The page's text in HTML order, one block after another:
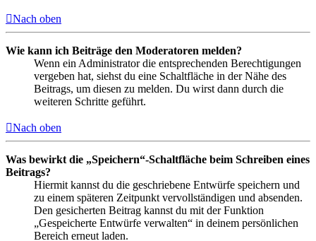
Nach oben
Wie kann ich Beiträge den Moderatoren melden?
Wenn ein Administrator die entsprechenden Berechtigungen
vergeben hat, siehst du eine Schaltfläche in der Nähe des
Beitrags, um diesen zu melden. Du wirst dann durch die
weiteren Schritte geführt.
Nach oben
Was bewirkt die „Speichern“-Schaltfläche beim Schreiben eines
Beitrags?
Hiermit kannst du die geschriebene Entwürfe speichern und
zu einem späteren Zeitpunkt vervollständigen und absenden.
Den gesicherten Beitrag kannst du mit der Funktion
„Gespeicherte Entwürfe verwalten“ in deinem persönlichen
Bereich erneut laden.